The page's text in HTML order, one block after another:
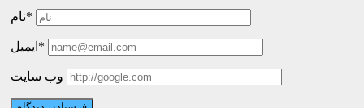
نام*
ایمیل*
وب سایت